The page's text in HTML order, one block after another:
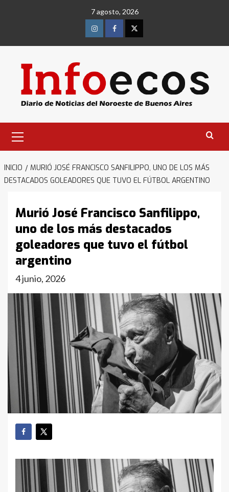
7 agosto, 2026
InstagramFacebookTwitter
primario
INICIO
MURIÓ JOSÉ FRANCISCO SANFILIPPO, UNO DE LOS MÁS
DESTACADOS GOLEADORES QUE TUVO EL FÚTBOL ARGENTINO
Murió José Francisco Sanfilippo,
uno de los más destacados
goleadores que tuvo el fútbol
argentino
4 junio, 2026